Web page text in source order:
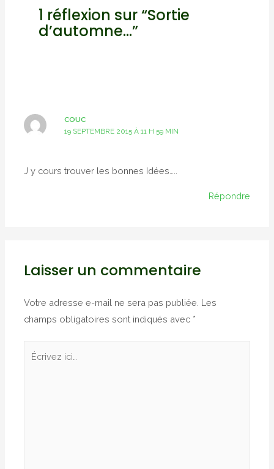
1 réflexion sur “Sortie
d’automne…”
COUC
19 SEPTEMBRE 2015 À 11 H 59 MIN
J y cours trouver les bonnes Idées…..
Répondre
Laisser un commentaire
Votre adresse e-mail ne sera pas publiée. Les
champs obligatoires sont indiqués avec *